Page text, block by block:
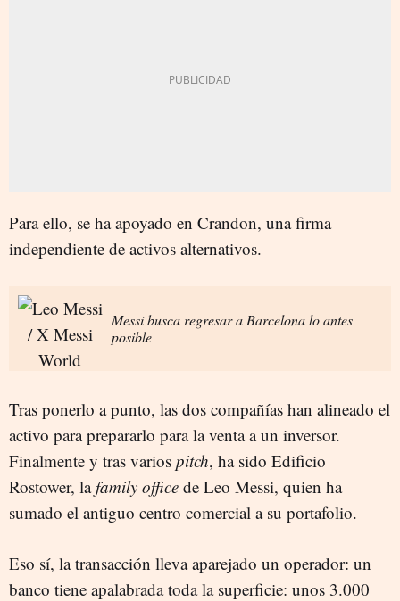
Para ello, se ha apoyado en Crandon, una firma
independiente de activos alternativos.
Messi busca regresar a Barcelona lo antes
posible
Tras ponerlo a punto, las dos compañías han alineado el
activo para prepararlo para la venta a un inversor.
Finalmente y tras varios pitch, ha sido Edificio
Rostower, lafamily office de Leo Messi, quien ha
sumado el antiguo centro comercial a su portafolio.
Eso sí, la transacción lleva aparejado un operador: un
banco tiene apalabrada toda la superficie: unos 3.000